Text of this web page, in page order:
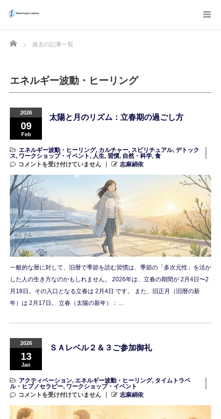
Home 過去の記事一覧
エネルギー波動・ヒーリング
2026
09
Feb
太陽と月のリズム：立春期の過ごし方
エネルギー波動・ヒーリング, カルチャー, スピリチュアル, デトック
ス, ワークショップ・イベント, 人生, 習慣, 自然・科学, 食
コメントを受け付けていません
志麻絹依
一般的な暦に対して、旧暦で季節を読む習慣は、季節の「多次元性」を活か
した人の生き方なのかもしれません。 2026年は、立春の期間が 2月4日〜2
月18日。その入口となる立春は 2月4日 です。 また、旧正月（旧暦の新
年）は 2月17日。 立春（太陽の新年）：…
2026
13
Jan
ＳＡレベル２＆３ご参加御礼
アクティベーション, エネルギー波動・ヒーリング, タイムトラベ
ル・ヒプノセラピー, ワークショップ・イベント
コメントを受け付けていません
志麻絹依